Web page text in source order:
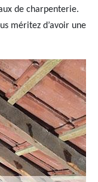
de charpenterie.
méritez d’avoir une